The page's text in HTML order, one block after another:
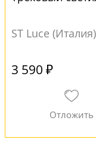
ST Luce (Италия)
3 590 ₽